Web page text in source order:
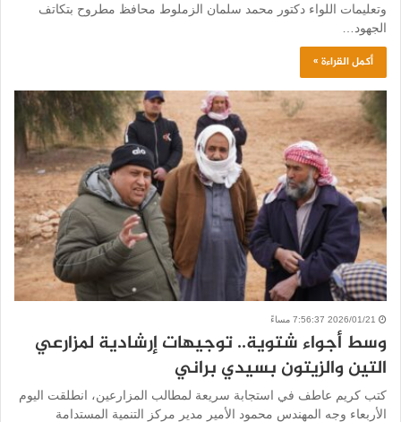
وتعليمات اللواء دكتور محمد سلمان الزملوط محافظ مطروح بتكاتف
الجهود…
أكمل القراءة »
2026/01/21 7:56:37 مساءً
وسط أجواء شتوية.. توجيهات إرشادية لمزارعي
التين والزيتون بسيدي براني
كتب كريم عاطف في استجابة سريعة لمطالب المزارعين، انطلقت اليوم
الأربعاء وجه المهندس محمود الأمير مدير مركز التنمية المستدامة